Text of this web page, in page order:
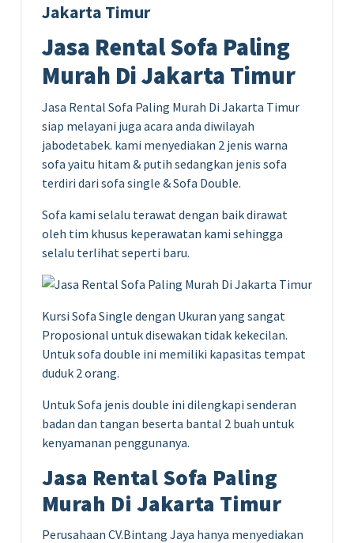
Jakarta Timur
Jasa Rental Sofa Paling
Murah Di Jakarta Timur
Jasa Rental Sofa Paling Murah Di Jakarta Timur
siap melayani juga acara anda diwilayah
jabodetabek. kami menyediakan 2 jenis warna
sofa yaitu hitam & putih sedangkan jenis sofa
terdiri dari sofa single & Sofa Double.
Sofa kami selalu terawat dengan baik dirawat
oleh tim khusus keperawatan kami sehingga
selalu terlihat seperti baru.
Kursi Sofa Single dengan Ukuran yang sangat
Proposional untuk disewakan tidak kekecilan.
Untuk sofa double ini memiliki kapasitas tempat
duduk 2 orang.
Untuk Sofa jenis double ini dilengkapi senderan
badan dan tangan beserta bantal 2 buah untuk
kenyamanan penggunanya.
Jasa Rental Sofa Paling
Murah Di Jakarta Timur
Perusahaan CV.Bintang Jaya hanya menyediakan